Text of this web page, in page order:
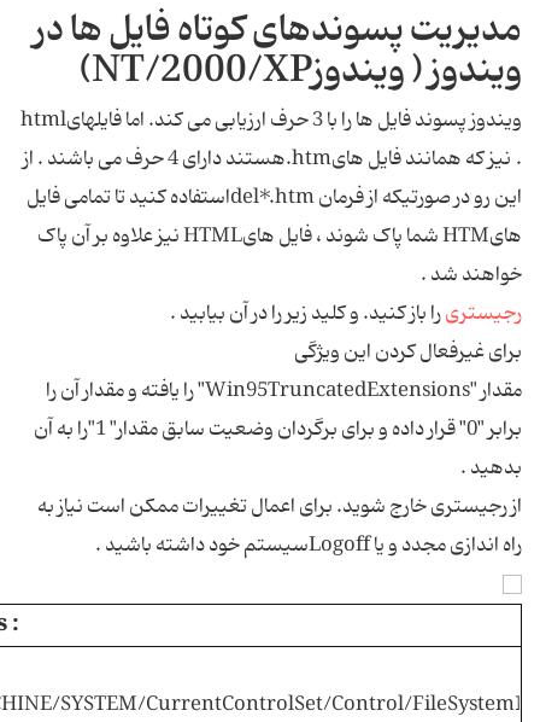
مدیریت پسوندهای کوتاه فایل ها در
ویندوز ( ویندوزNT/2000/XP)
ویندوز پسوند فایل ها را با 3 حرف ارزیابی می کند. اما فایلهایhtml
. نیز که همانند فایل هایhtm.هستند دارای 4 حرف می باشند . از
این رو در صورتیکه از فرمان del*.htmاستفاده کنید تا تمامی فایل
هایHTM شما پاک شوند ، فایل هایHTML نیز علاوه بر آن پاک
خواهند شد .
رجیستریرا باز کنید. و کلید زیر را در آن بیابید .
برای غیرفعال کردن این ویژگی
مقدار "Win95TruncatedExtensions" را یافته و مقدار آن را
برابر "0" قرار داده و برای برگردان وضعیت سابق مقدار" 1"را به آن
بدهید .
از رجیستری خارج شوید. برای اعمال تغییرات ممکن است نیاز به
راه اندازی مجدد و یا Logoffسیستم خود داشته باشید .
:
SYSTEM/CurrentControlSet/Control/FileSystem]